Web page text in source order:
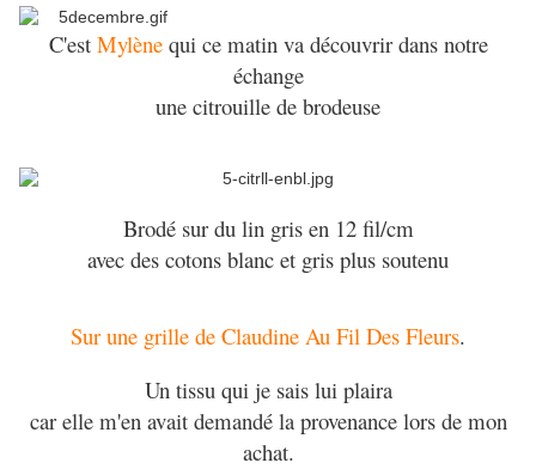
C'est Mylènequi ce matin va découvrir dans notre
échange
une citrouille de brodeuse
Brodé sur du lin gris en 12 fil/cm
avec des cotons blanc et gris plus soutenu
Sur une grille de Claudine Au Fil Des Fleurs.
Un tissu qui je sais lui plaira
car elle m'en avait demandé la provenance lors de mon
achat.